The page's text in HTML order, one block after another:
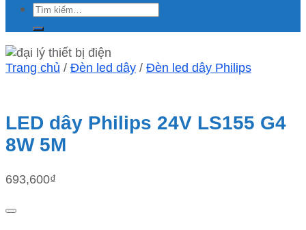
Tìm
kiếm:
Trang chủ / Đèn led dây / Đèn led dây Philips
LED dây Philips 24V LS155 G4
8W 5M
693,600₫